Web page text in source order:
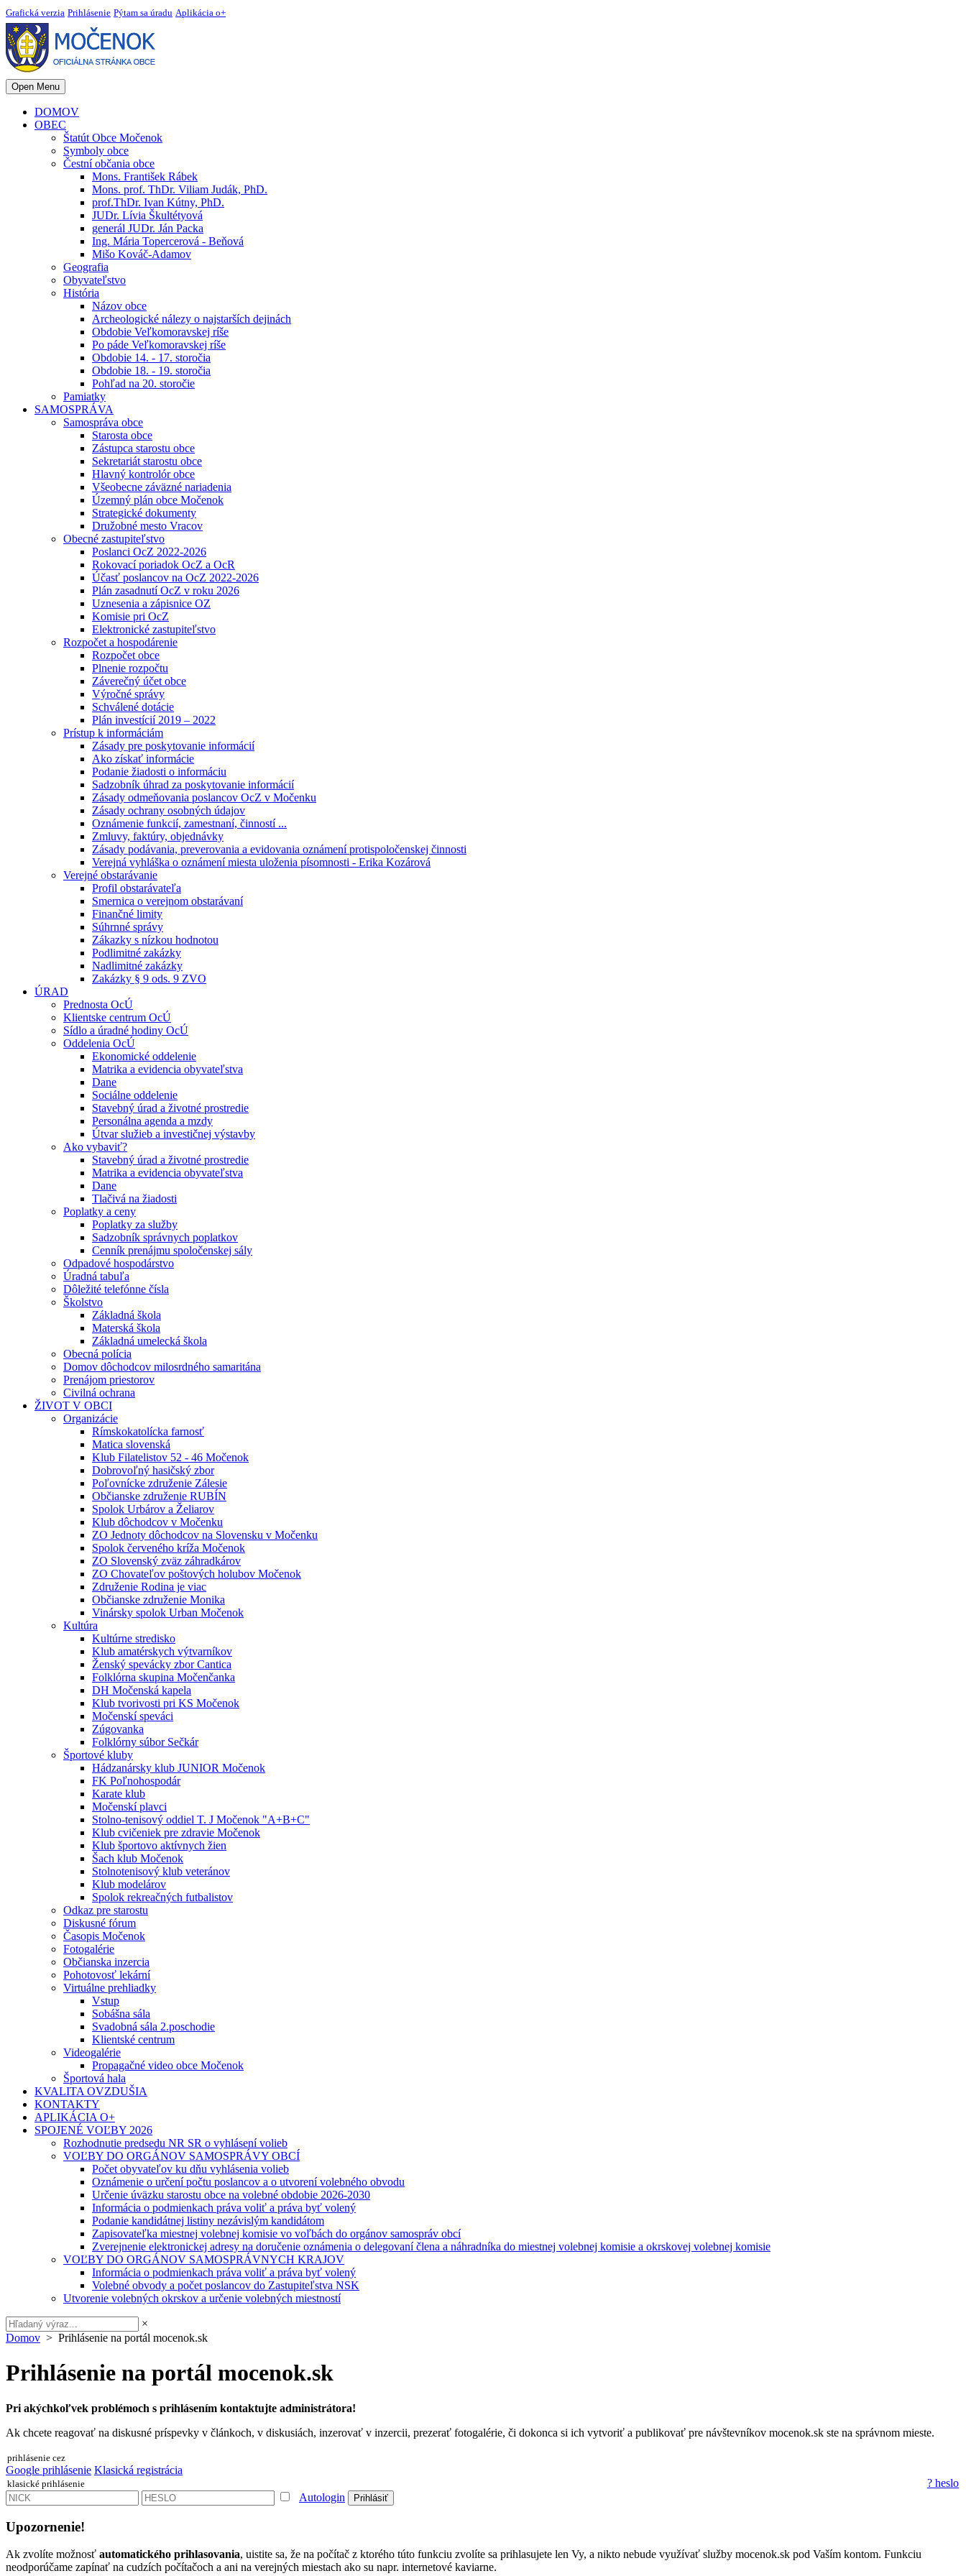
Grafická verzia Prihlásenie Pýtam sa úradu Aplikácia o+
Open Menu
DOMOV
OBEC
Štatút Obce Močenok
Symboly obce
Čestní občania obce
Mons. František Rábek
Mons. prof. ThDr. Viliam Judák, PhD.
prof.ThDr. Ivan Kútny, PhD.
JUDr. Lívia Škultétyová
generál JUDr. Ján Packa
Ing. Mária Topercerová - Beňová
Mišo Kováč-Adamov
Geografia
Obyvateľstvo
História
Názov obce
Archeologické nálezy o najstarších dejinách
Obdobie Veľkomoravskej ríše
Po páde Veľkomoravskej ríše
Obdobie 14. - 17. storočia
Obdobie 18. - 19. storočia
Pohľad na 20. storočie
Pamiatky
SAMOSPRÁVA
Samospráva obce
Starosta obce
Zástupca starostu obce
Sekretariát starostu obce
Hlavný kontrolór obce
Všeobecne záväzné nariadenia
Územný plán obce Močenok
Strategické dokumenty
Družobné mesto Vracov
Obecné zastupiteľstvo
Poslanci OcZ 2022-2026
Rokovací poriadok OcZ a OcR
Účasť poslancov na OcZ 2022-2026
Plán zasadnutí OcZ v roku 2026
Uznesenia a zápisnice OZ
Komisie pri OcZ
Elektronické zastupiteľstvo
Rozpočet a hospodárenie
Rozpočet obce
Plnenie rozpočtu
Záverečný účet obce
Výročné správy
Schválené dotácie
Plán investícií 2019 – 2022
Prístup k informáciám
Zásady pre poskytovanie informácií
Ako získať informácie
Podanie žiadosti o informáciu
Sadzobník úhrad za poskytovanie informácií
Zásady odmeňovania poslancov OcZ v Močenku
Zásady ochrany osobných údajov
Oznámenie funkcií, zamestnaní, činností ...
Zmluvy, faktúry, objednávky
Zásady podávania, preverovania a evidovania oznámení protispoločenskej činnosti
Verejná vyhláška o oznámení miesta uloženia písomnosti - Erika Kozárová
Verejné obstarávanie
Profil obstarávateľa
Smernica o verejnom obstarávaní
Finančné limity
Súhrnné správy
Zákazky s nízkou hodnotou
Podlimitné zakázky
Nadlimitné zakázky
Zakázky § 9 ods. 9 ZVO
ÚRAD
Prednosta OcÚ
Klientske centrum OcÚ
Sídlo a úradné hodiny OcÚ
Oddelenia OcÚ
Ekonomické oddelenie
Matrika a evidencia obyvateľstva
Dane
Sociálne oddelenie
Stavebný úrad a životné prostredie
Personálna agenda a mzdy
Útvar služieb a investičnej výstavby
Ako vybaviť?
Stavebný úrad a životné prostredie
Matrika a evidencia obyvateľstva
Dane
Tlačivá na žiadosti
Poplatky a ceny
Poplatky za služby
Sadzobník správnych poplatkov
Cenník prenájmu spoločenskej sály
Odpadové hospodárstvo
Úradná tabuľa
Dôležité telefónne čísla
Školstvo
Základná škola
Materská škola
Základná umelecká škola
Obecná polícia
Domov dôchodcov milosrdného samaritána
Prenájom priestorov
Civilná ochrana
ŽIVOT V OBCI
Organizácie
Rímskokatolícka farnosť
Matica slovenská
Klub Filatelistov 52 - 46 Močenok
Dobrovoľný hasičský zbor
Poľovnícke združenie Zálesie
Občianske združenie RUBÍN
Spolok Urbárov a Želiarov
Klub dôchodcov v Močenku
ZO Jednoty dôchodcov na Slovensku v Močenku
Spolok červeného kríža Močenok
ZO Slovenský zväz záhradkárov
ZO Chovateľov poštových holubov Močenok
Združenie Rodina je viac
Občianske združenie Monika
Vinársky spolok Urban Močenok
Kultúra
Kultúrne stredisko
Klub amatérskych výtvarníkov
Ženský spevácky zbor Cantica
Folklórna skupina Močenčanka
DH Močenská kapela
Klub tvorivosti pri KS Močenok
Močenskí speváci
Zúgovanka
Folklórny súbor Sečkár
Športové kluby
Hádzanársky klub JUNIOR Močenok
FK Poľnohospodár
Karate klub
Močenskí plavci
Stolno-tenisový oddiel T. J Močenok "A+B+C"
Klub cvičeniek pre zdravie Močenok
Klub športovo aktívnych žien
Šach klub Močenok
Stolnotenisový klub veteránov
Klub modelárov
Spolok rekreačných futbalistov
Odkaz pre starostu
Diskusné fórum
Časopis Močenok
Fotogalérie
Občianska inzercia
Pohotovosť lekární
Virtuálne prehliadky
Vstup
Sobášna sála
Svadobná sála 2.poschodie
Klientské centrum
Videogalérie
Propagačné video obce Močenok
Športová hala
KVALITA OVZDUŠIA
KONTAKTY
APLIKÁCIA O+
SPOJENÉ VOĽBY 2026
Rozhodnutie predsedu NR SR o vyhlásení volieb
VOĽBY DO ORGÁNOV SAMOSPRÁVY OBCÍ
Počet obyvateľov ku dňu vyhlásenia volieb
Oznámenie o určení počtu poslancov a o utvorení volebného obvodu
Určenie úväzku starostu obce na volebné obdobie 2026-2030
Informácia o podmienkach práva voliť a práva byť volený
Podanie kandidátnej listiny nezávislým kandidátom
Zapisovateľka miestnej volebnej komisie vo voľbách do orgánov samospráv obcí
Zverejnenie elektronickej adresy na doručenie oznámenia o delegovaní člena a náhradníka do miestnej volebnej komisie a okrskovej volebnej komisie
VOĽBY DO ORGÁNOV SAMOSPRÁVNYCH KRAJOV
Informácia o podmienkach práva voliť a práva byť volený
Volebné obvody a počet poslancov do Zastupiteľstva NSK
Utvorenie volebných okrskov a určenie volebných miestností
×
Domov > Prihlásenie na portál mocenok.sk
Prihlásenie na portál mocenok.sk
Pri akýchkoľvek problémoch s prihlásením kontaktujte administrátora!
Ak chcete reagovať na diskusné príspevky v článkoch, v diskusiách, inzerovať v inzercii, prezerať fotogalérie, či dokonca si ich vytvoriť a publikovať pre návštevníkov mocenok.sk ste na správnom mieste.
prihlásenie cez
Google prihlásenie Klasická registrácia
klasické prihlásenie
? heslo
Autologin
Prihlásiť
Upozornenie!
Ak zvolíte možnosť automatického prihlasovania, uistite sa, že na počítač z ktorého túto funkciu zvolíte sa prihlasujete len Vy, a nikto nebude využívať služby mocenok.sk pod Vaším kontom. Funkciu
neodporúčame zapínať na cudzích počítačoch a ani na verejných miestach ako su napr. internetové kaviarne.